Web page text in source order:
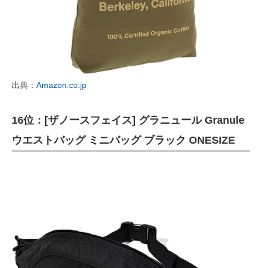
出典： Amazon.co.jp
16位：[ザノースフェイス] グラニュール Granule
ウエストバッグ ミニバッグ ブラック ONESIZE